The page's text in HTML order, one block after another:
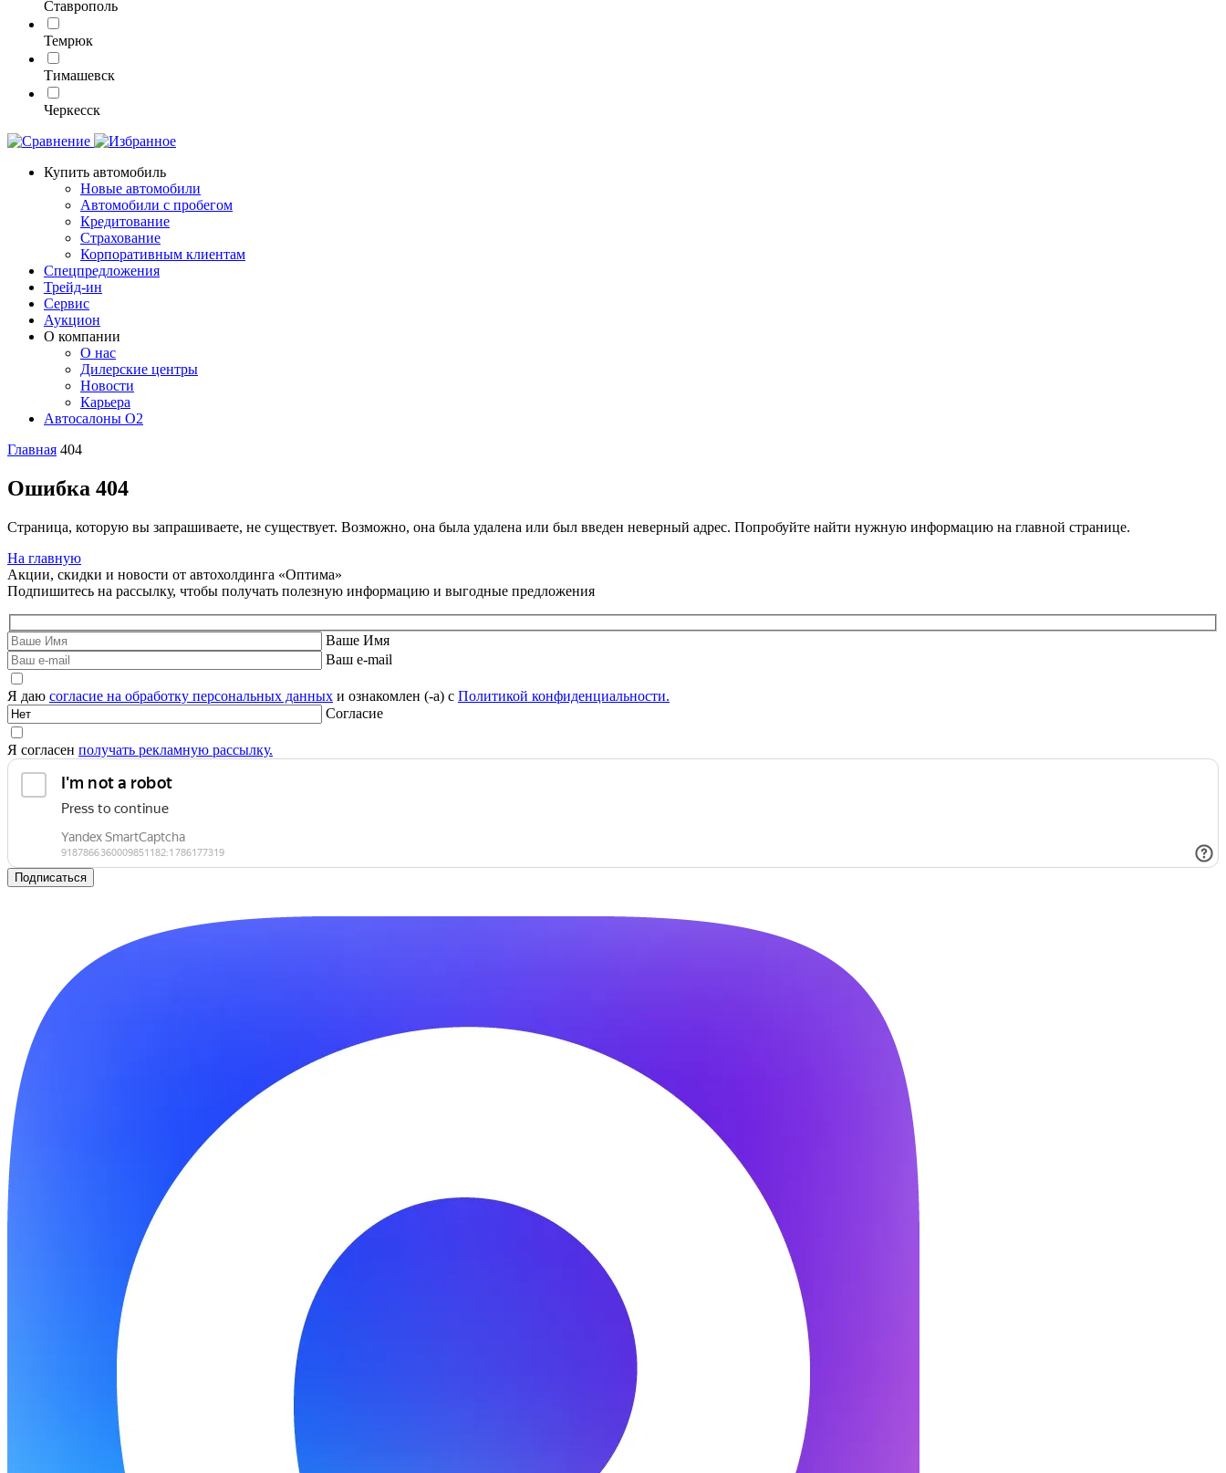
Ставрополь
Темрюк
Тимашевск
Черкесск
Купить автомобиль
Новые автомобили
Автомобили с пробегом
Кредитование
Страхование
Корпоративным клиентам
Спецпредложения
Трейд-ин
Сервис
Аукцион
О компании
О нас
Дилерские центры
Новости
Карьера
Автосалоны O2
Главная 404
Ошибка 404
Страница, которую вы запрашиваете, не существует. Возможно, она была удалена или был введен неверный адрес. Попробуйте найти нужную информацию на главной странице.
На главную
Акции, скидки и новости от автохолдинга «Оптима»
Подпишитесь на рассылку, чтобы получать полезную информацию и выгодные предложения
Ваше Имя
Ваш e-mail
Я даю согласие на обработку персональных данных и ознакомлен (-а) с Политикой конфиденциальности.
Согласие
Я согласен получать рекламную рассылку.